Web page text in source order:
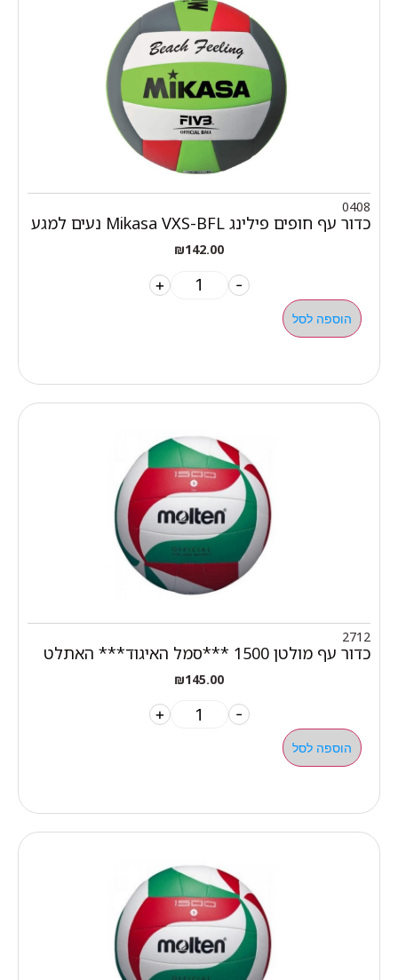
0408
כדור עף חופים פילינג Mikasa VXS-BFL נעים למגע
₪142.00
-
+
הוספה לסל
2712
כדור עף מולטן 1500 ***סמל האיגוד*** האתלט
₪145.00
-
+
הוספה לסל